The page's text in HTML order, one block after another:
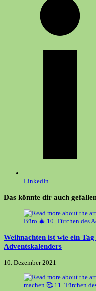
Fenster
LinkedIn
Das könnte dir auch gefallen
Weihnachten ist wie ein
Adventskalenders
10. Dezember 2021